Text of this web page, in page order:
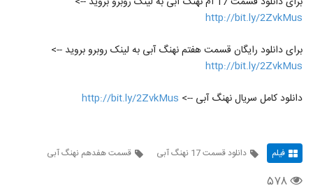
http://bit.ly/2ZvkMus
برای دانلود رایگان قسمت هفتم نهنگ آبی به لینک روبرو بروید -->
http://bit.ly/2ZvkMus
دانلود کامل سریال نهنگ آبی --> http://bit.ly/2ZvkMus
فیلم دانلود قسمت 17 نهنگ آبی قسمت هفدهم نهنگ آبی
۵۷۸